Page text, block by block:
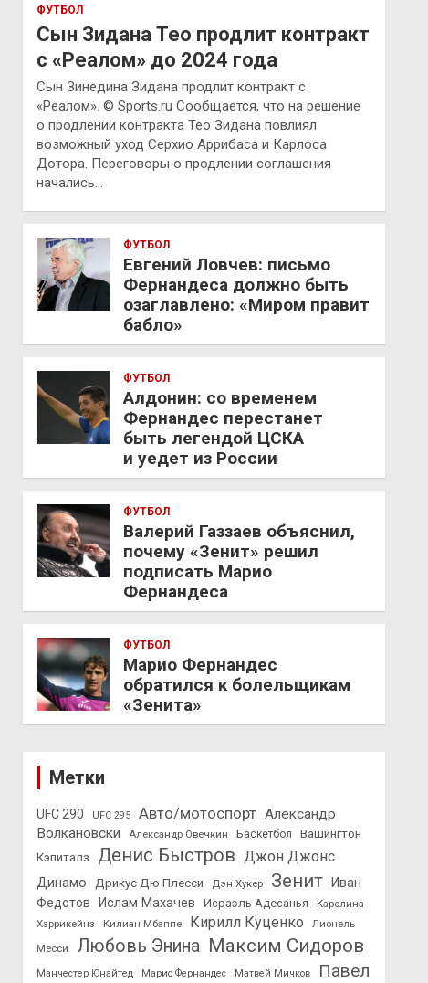
ФУТБОЛ
Сын Зидана Тео продлит контракт
с «Реалом» до 2024 года
Сын Зинедина Зидана продлит контракт с
«Реалом». © Sports.ru Сообщается, что на решение
о продлении контракта Тео Зидана повлиял
возможный уход Серхио Аррибаса и Карлоса
Дотора. Переговоры о продлении соглашения
начались…
ФУТБОЛ
Евгений Ловчев: письмо
Фернандеса должно быть
озаглавлено: «Миром правит
бабло»
ФУТБОЛ
Алдонин: со временем
Фернандес перестанет
быть легендой ЦСКА
и уедет из России
ФУТБОЛ
Валерий Газзаев объяснил,
почему «Зенит» решил
подписать Марио
Фернандеса
ФУТБОЛ
Марио Фернандес
обратился к болельщикам
«Зенита»
Метки
UFC 290 UFC 295 Авто/мотоспорт Александр
Волкановски
Александр Овечкин Баскетбол
Вашингтон
Кэпиталз
Денис Быстров Джон Джонс
Динамо Дрикус Дю Плесси Дэн Хукер Зенит
Иван
Федотов
Ислам Махачев Исраэль Адесанья
Каролина
Харрикейнз
Килиан Мбаппе Кирилл Куценко
Лионель
Месси
Любовь Энина Максим Сидоров
Манчестер Юнайтед Марио Фернандес Матвей Мичков
Павел